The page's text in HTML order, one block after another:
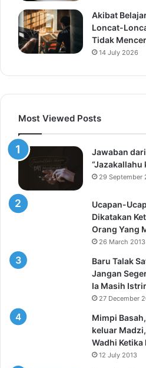
Akibat
Loncat-
Tidak
14 July 2026
Most Viewed Posts
Jawaban
“Jazakallahu
29 September
Ucapan-
Dikatakan
Orang Yang
26 March 2013
Baru Talak
Jangan
Ia Masih
27 December
Mimpi
keluar
Wadhi Ketika
12 July 2013